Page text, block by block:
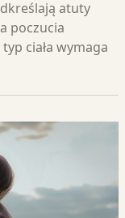
atuty
poczucia
ciała wymaga